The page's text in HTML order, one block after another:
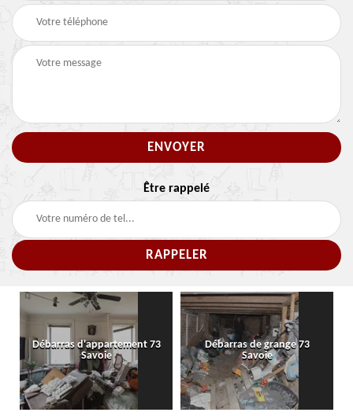
Être rappelé
Débarras d'appartement 73
Savoie
Débarras de grange 73
Savoie